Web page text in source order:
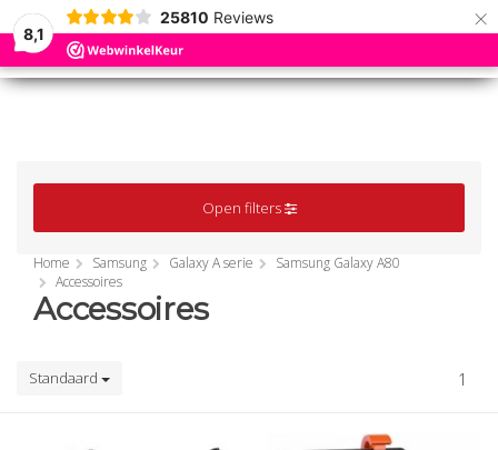
8,1
25810 Reviews ×
MENU
MENU
Open filters
Home Samsung Galaxy A serie
Samsung Galaxy A80
Accessoires
Accessoires
Standaard 1